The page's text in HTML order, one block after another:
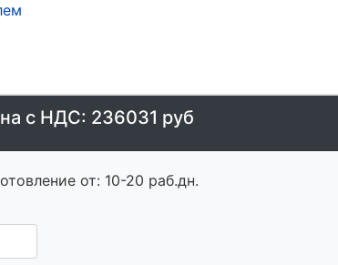
с НДС: 236031 руб
от: 10-20 раб.дн.